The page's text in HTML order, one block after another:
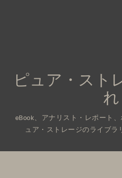
ピュア・スト
れ
eBook、アナリスト・レポート
ュア・ストレージのライブラ